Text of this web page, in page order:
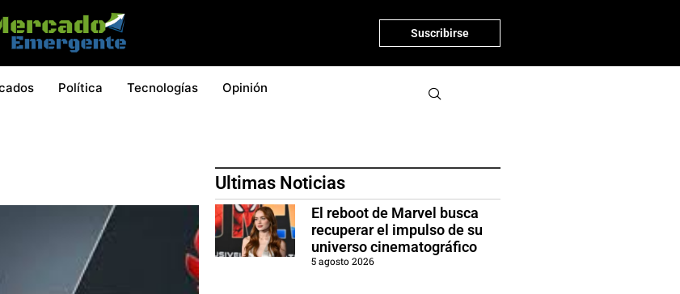
Suscribirse
Política Tecnologías Opinión
Ultimas Noticias
El reboot de Marvel busca
recuperar el impulso de su
universo cinematográfico
5 agosto 2026